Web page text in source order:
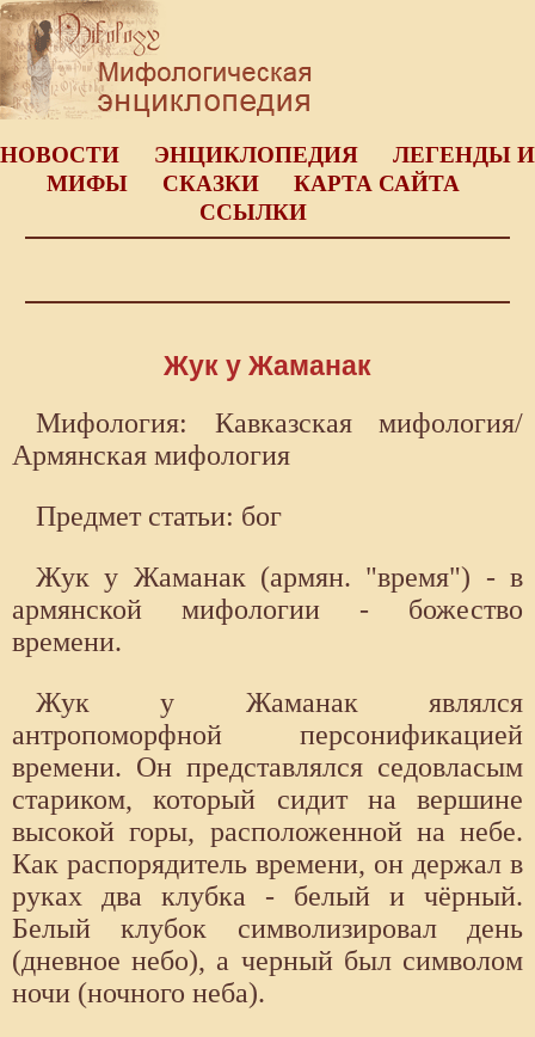
НОВОСТИ ЭНЦИКЛОПЕДИЯ
ЛЕГЕНДЫ И
МИФЫ
СКАЗКИ
КАРТА САЙТА
ССЫЛКИ
Жук у Жаманак
Мифология: Кавказская мифология/
Армянская мифология
Предмет статьи: бог
Жук у Жаманак (армян. "время") - в
армянской мифологии - божество
времени.
Жук у Жаманак являлся
антропоморфной персонификацией
времени. Он представлялся седовласым
стариком, который сидит на вершине
высокой горы, расположенной на небе.
Как распорядитель времени, он держал в
руках два клубка - белый и чёрный.
Белый клубок символизировал день
(дневное небо), а черный был символом
ночи (ночного неба).